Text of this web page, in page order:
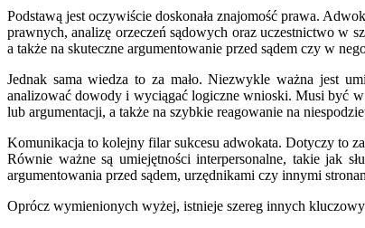
Podstawą jest oczywiście doskonała znajomość prawa.
prawnych, analizę orzeczeń sądowych oraz uczestnictwo w
a także na skuteczne argumentowanie przed sądem czy w
Jednak sama wiedza to za mało. Niezwykle ważna jest
analizować dowody i wyciągać logiczne wnioski. Musi być w
lub argumentacji, a także na szybkie reagowanie na
Komunikacja to kolejny filar sukcesu adwokata. Dotyczy to
Równie ważne są umiejętności interpersonalne, takie jak
argumentowania przed sądem, urzędnikami czy innymi
Oprócz wymienionych wyżej, istnieje szereg innych